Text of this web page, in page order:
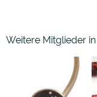
Weitere Mitglieder
Barbara und